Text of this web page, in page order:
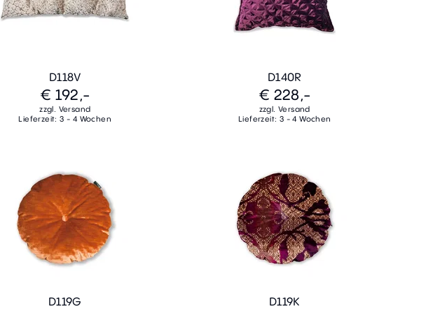
D118V
€ 192,-
zzgl. Versand
Lieferzeit: 3 - 4 Wochen
D140R
€ 228,-
zzgl. Versand
Lieferzeit: 3 - 4 Wochen
D119G D119K